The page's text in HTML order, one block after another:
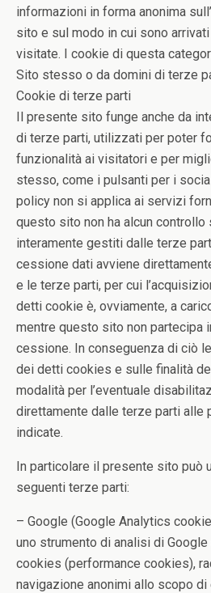
informazioni in forma anonima
sito e sul modo in cui sono
visitate. I cookie di questa
Sito stesso o da domini di terze
Cookie di terze parti
Il presente sito funge anche da
di terze parti, utilizzati per poter
funzionalità ai visitatori e per
stesso, come i pulsanti per i
policy non si applica ai servizi
questo sito non ha alcun
interamente gestiti dalle terze
cessione dati avviene
e le terze parti, per cui
detti cookie è, ovviamente, a
mentre questo sito non partecipa
cessione. In conseguenza di ciò
dei detti cookies e sulle finalità
modalità per l’eventuale
direttamente dalle terze parti alle
indicate.
In particolare il presente sito può
seguenti terze parti:
– Google (Google Analytics
uno strumento di analisi di
cookies (performance cookies),
navigazione anonimi allo scopo di